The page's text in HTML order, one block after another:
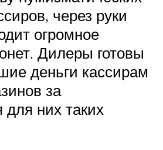
через руки
огромное
Дилеры готовы
деньги кассирам
за
для них таких